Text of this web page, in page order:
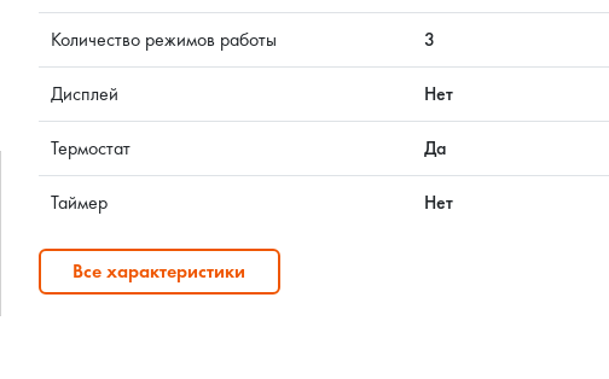
Количество режимов работы 3
Дисплей Нет
Термостат Да
Таймер Нет
Все характеристики